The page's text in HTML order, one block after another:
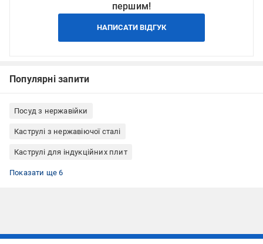
першим!
НАПИСАТИ ВІДГУК
Популярні запити
Посуд з нержавійки
Каструлі з нержавіючої сталі
Каструлі для індукційних плит
Каструлі Vincent
Каструлі для газових плит
Каструлі для електричних плит
Каструлі Велика Британія
Каструлі можна мити в посудомийній машині
Каструлі з кришкою
Показати ще 6